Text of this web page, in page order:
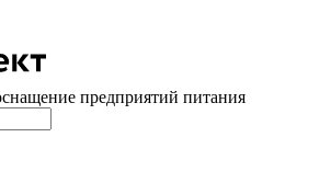
предприятий питания